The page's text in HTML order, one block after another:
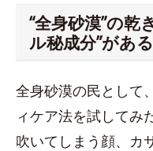
“全身砂漠”の乾
ル秘成分”があ
全身砂漠の民として
ィケア法を試してみ
吹いてしまう顔、カ